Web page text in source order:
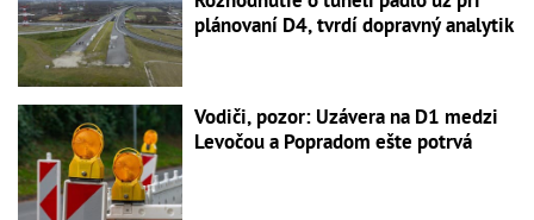
plánovaní D4, tvrdí dopravný analytik
Vodiči, pozor: Uzávera na D1 medzi
Levočou a Popradom ešte potrvá